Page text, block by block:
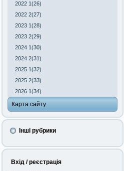
2022 1(26)
2022 2(27)
2023 1(28)
2023 2(29)
2024 1(30)
2024 2(31)
2025 1(32)
2025 2(33)
2026 1(34)
Карта сайту
Інші рубрики
Вхід / реєстрація